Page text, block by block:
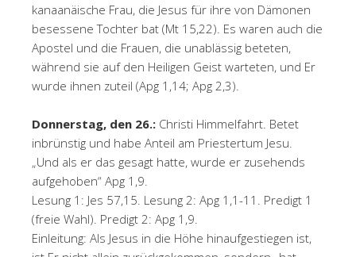
kanaanäische Frau, die Jesus für ihre von Dämonen
besessene Tochter bat (Mt 15,22). Es waren auch die
Apostel und die Frauen, die unablässig beteten,
während sie auf den Heiligen Geist warteten, und Er
wurde ihnen zuteil (Apg 1,14; Apg 2,3).
Donnerstag, den 26.: Christi Himmelfahrt. Betet
inbrünstig und habe Anteil am Priestertum Jesu.
„Und als er das gesagt hatte, wurde er zusehends
aufgehoben“ Apg 1,9.
Lesung 1: Jes 57,15. Lesung 2: Apg 1,1-11. Predigt 1
(freie Wahl). Predigt 2: Apg 1,9.
Einleitung: Als Jesus in die Höhe hinaufgestiegen ist,